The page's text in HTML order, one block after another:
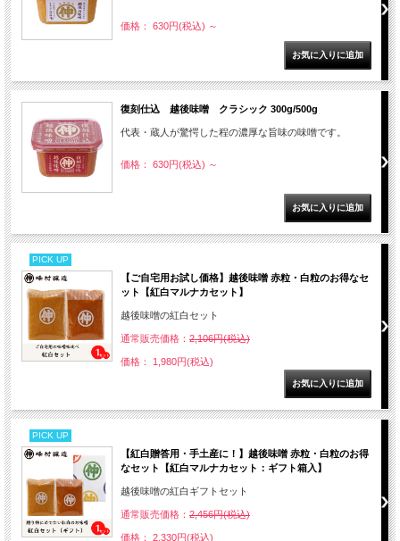
価格： 630円(税込) ～
復刻仕込 越後味噌 クラシック 300g/500g
代表・蔵人が驚愕した程の濃厚な旨味の味噌です。
価格： 630円(税込) ～
PICK UP
【ご自宅用お試し価格】越後味噌 赤粒・白粒のお得なセ
ット【紅白マルナカセット】
越後味噌の紅白セット
通常販売価格： 2,106円(税込)
価格： 1,980円(税込)
PICK UP
【紅白贈答用・手土産に！】越後味噌 赤粒・白粒のお得
なセット【紅白マルナカセット：ギフト箱入】
越後味噌の紅白ギフトセット
通常販売価格： 2,456円(税込)
価格： 2,330円(税込)